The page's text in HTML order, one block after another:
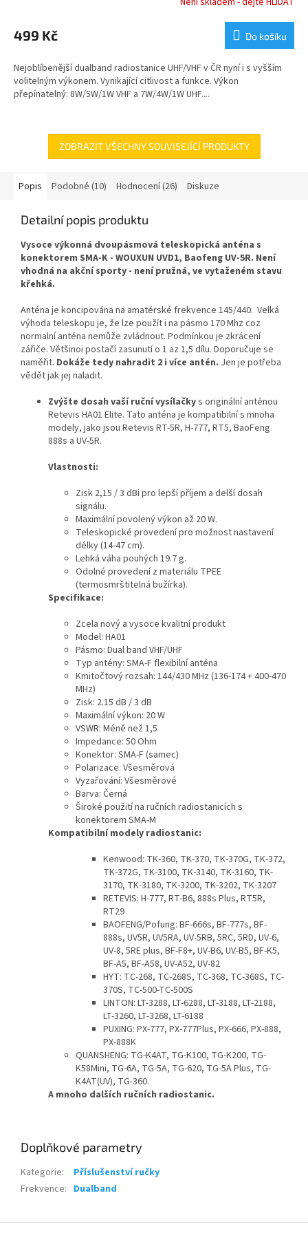
produktu
je
z
5
hvězdiček.
499 Kč Do košíku
Nejoblíbenější dualband radiostanice UHF/VHF v ČR nyní i s vyšším
volitelným výkonem. Vynikající citlivost a funkce. Výkon
přepínatelný: 8W/5W/1W VHF a 7W/4W/1W UHF....
ZOBRAZIT VŠECHNY SOUVISEJÍCÍ PRODUKTY
Popis Podobné (10) Hodnocení (26) Diskuze
Detailní popis produktu
Vysoce výkonná dvoupásmová teleskopická anténa s
konektorem SMA-K - WOUXUN UVD1, Baofeng UV-5R. Není
vhodná na akční sporty - není pružná, ve vytaženém stavu
křehká.
Anténa je koncipována na amatérské frekvence 145/440. Velká
výhoda teleskopu je, že lze použít i na pásmo 170 Mhz coz
normalní anténa nemůže zvládnout. Podmínkou je zkrácení
zářiče. Většinoi postačí zasunutí o 1 az 1,5 dílu. Doporučuje se
naměřit. Dokáže tedy nahradit 2 i více antén. Jen je potřeba
vědět jak jej naladit.
Zvýšte dosah vaší ruční vysílačkys originální anténou
Retevis HA01 Elite. Tato anténa je kompatibilní s mnoha
modely, jako jsou Retevis RT-5R, H-777, RT5, BaoFeng
888s a UV-5R.
Vlastnosti:
Zisk 2,15 / 3 dBi pro lepší příjem a delší dosah
signálu.
Maximální povolený výkon až 20 W.
Teleskopické provedení pro možnost nastavení
délky (14-47 cm).
Lehká váha pouhých 19.7 g.
Odolné provedení z materiálu TPEE
(termosmrštitelná bužírka).
Specifikace:
Zcela nový a vysoce kvalitní produkt
Model: HA01
Pásmo: Dual band VHF/UHF
Typ antény: SMA-F flexibilní anténa
Kmitočtový rozsah: 144/430 MHz (136-174 + 400-470
MHz)
Zisk: 2.15 dB / 3 dB
Maximální výkon: 20 W
VSWR: Méně než 1,5
Impedance: 50 Ohm
Konektor: SMA-F (samec)
Polarizace: Všesměrová
Vyzařování: Všesměrové
Barva: Černá
Široké použití na ručních radiostanicích s
konektorem SMA-M
Kompatibilní modely radiostanic:
Kenwood: TK-360, TK-370, TK-370G, TK-372,
TK-372G, TK-3100, TK-3140, TK-3160, TK-
3170, TK-3180, TK-3200, TK-3202, TK-3207
RETEVIS: H-777, RT-B6, 888s Plus, RT5R,
RT29
BAOFENG/Pofung: BF-666s, BF-777s, BF-
888s, UV5R, UV5RA, UV-5RB, 5RC, 5RD, UV-6,
UV-8, 5RE plus, BF-F8+, UV-B6, UV-B5, BF-K5,
BF-A5, BF-A58, UV-A52, UV-82
HYT: TC-268, TC-268S, TC-368, TC-368S, TC-
370S, TC-500-TC-500S
LINTON: LT-3288, LT-6288, LT-3188, LT-2188,
LT-3260, LT-3268, LT-6188
PUXING: PX-777, PX-777Plus, PX-666, PX-888,
PX-888K
QUANSHENG: TG-K4AT, TG-K100, TG-K200, TG-
K58Mini, TG-6A, TG-5A, TG-620, TG-5A Plus, TG-
K4AT(UV), TG-360.
A mnoho dalších ručních radiostanic.
Doplňkové parametry
Kategorie:
Příslušenství ručky
Frekvence: Dualband